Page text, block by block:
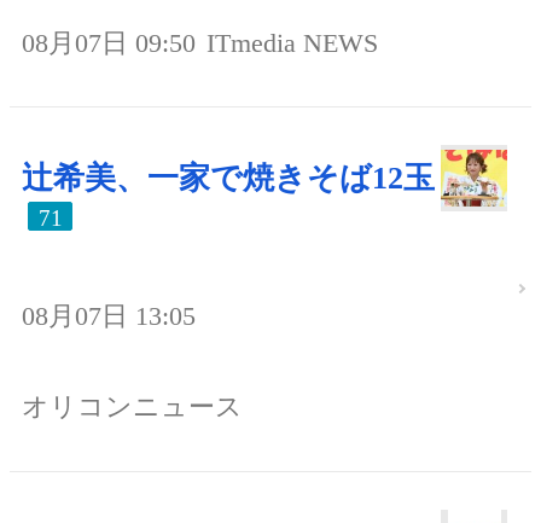
08月07日 09:50 ITmedia NEWS
辻希美、一家で焼きそば12玉
71
08月07日 13:05
オリコンニュース